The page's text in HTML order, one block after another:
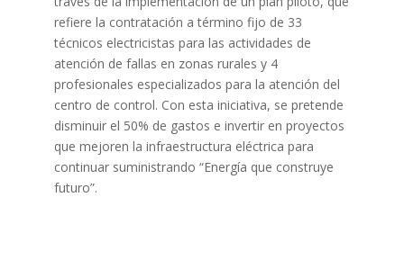
refiere la contratación a término fijo de 33
técnicos electricistas para las actividades de
atención de fallas en zonas rurales y 4
profesionales especializados para la atención del
centro de control. Con esta iniciativa, se pretende
disminuir el 50% de gastos e invertir en proyectos
que mejoren la infraestructura eléctrica para
continuar suministrando “Energía que construye
futuro”.